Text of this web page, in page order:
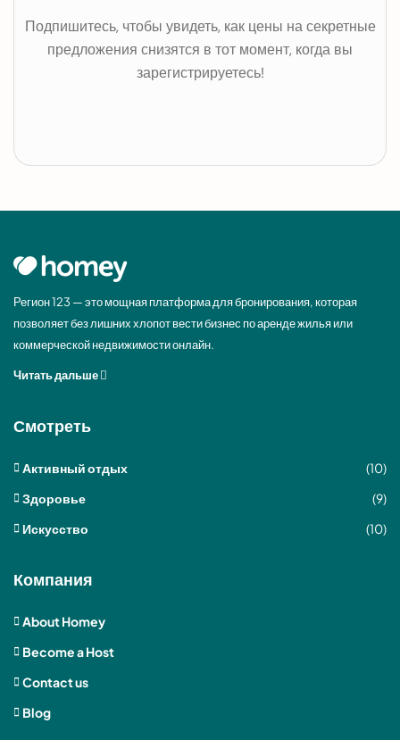
Подпишитесь, чтобы увидеть, как цены на секретные
предложения снизятся в тот момент, когда вы
зарегистрируетесь!
Регион 123 — это мощная платформа для бронирования, которая
позволяет без лишних хлопот вести бизнес по аренде жилья или
коммерческой недвижимости онлайн.
Читать дальше
Смотреть
Активный отдых
(10)
Здоровье
(9)
Искусство
(10)
Компания
About Homey
Become a Host
Contact us
Blog